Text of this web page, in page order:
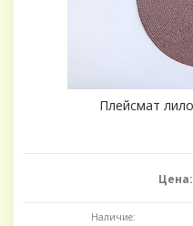
Плейсмат
Цена:
Наличие: